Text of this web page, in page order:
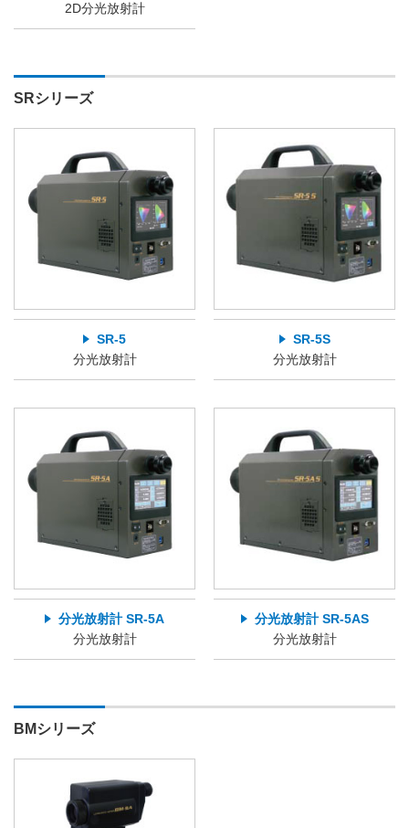
2D分光放射計
SRシリーズ
SR-5
分光放射計
SR-5S
分光放射計
分光放射計 SR-5A
分光放射計
分光放射計 SR-5AS
分光放射計
BMシリーズ